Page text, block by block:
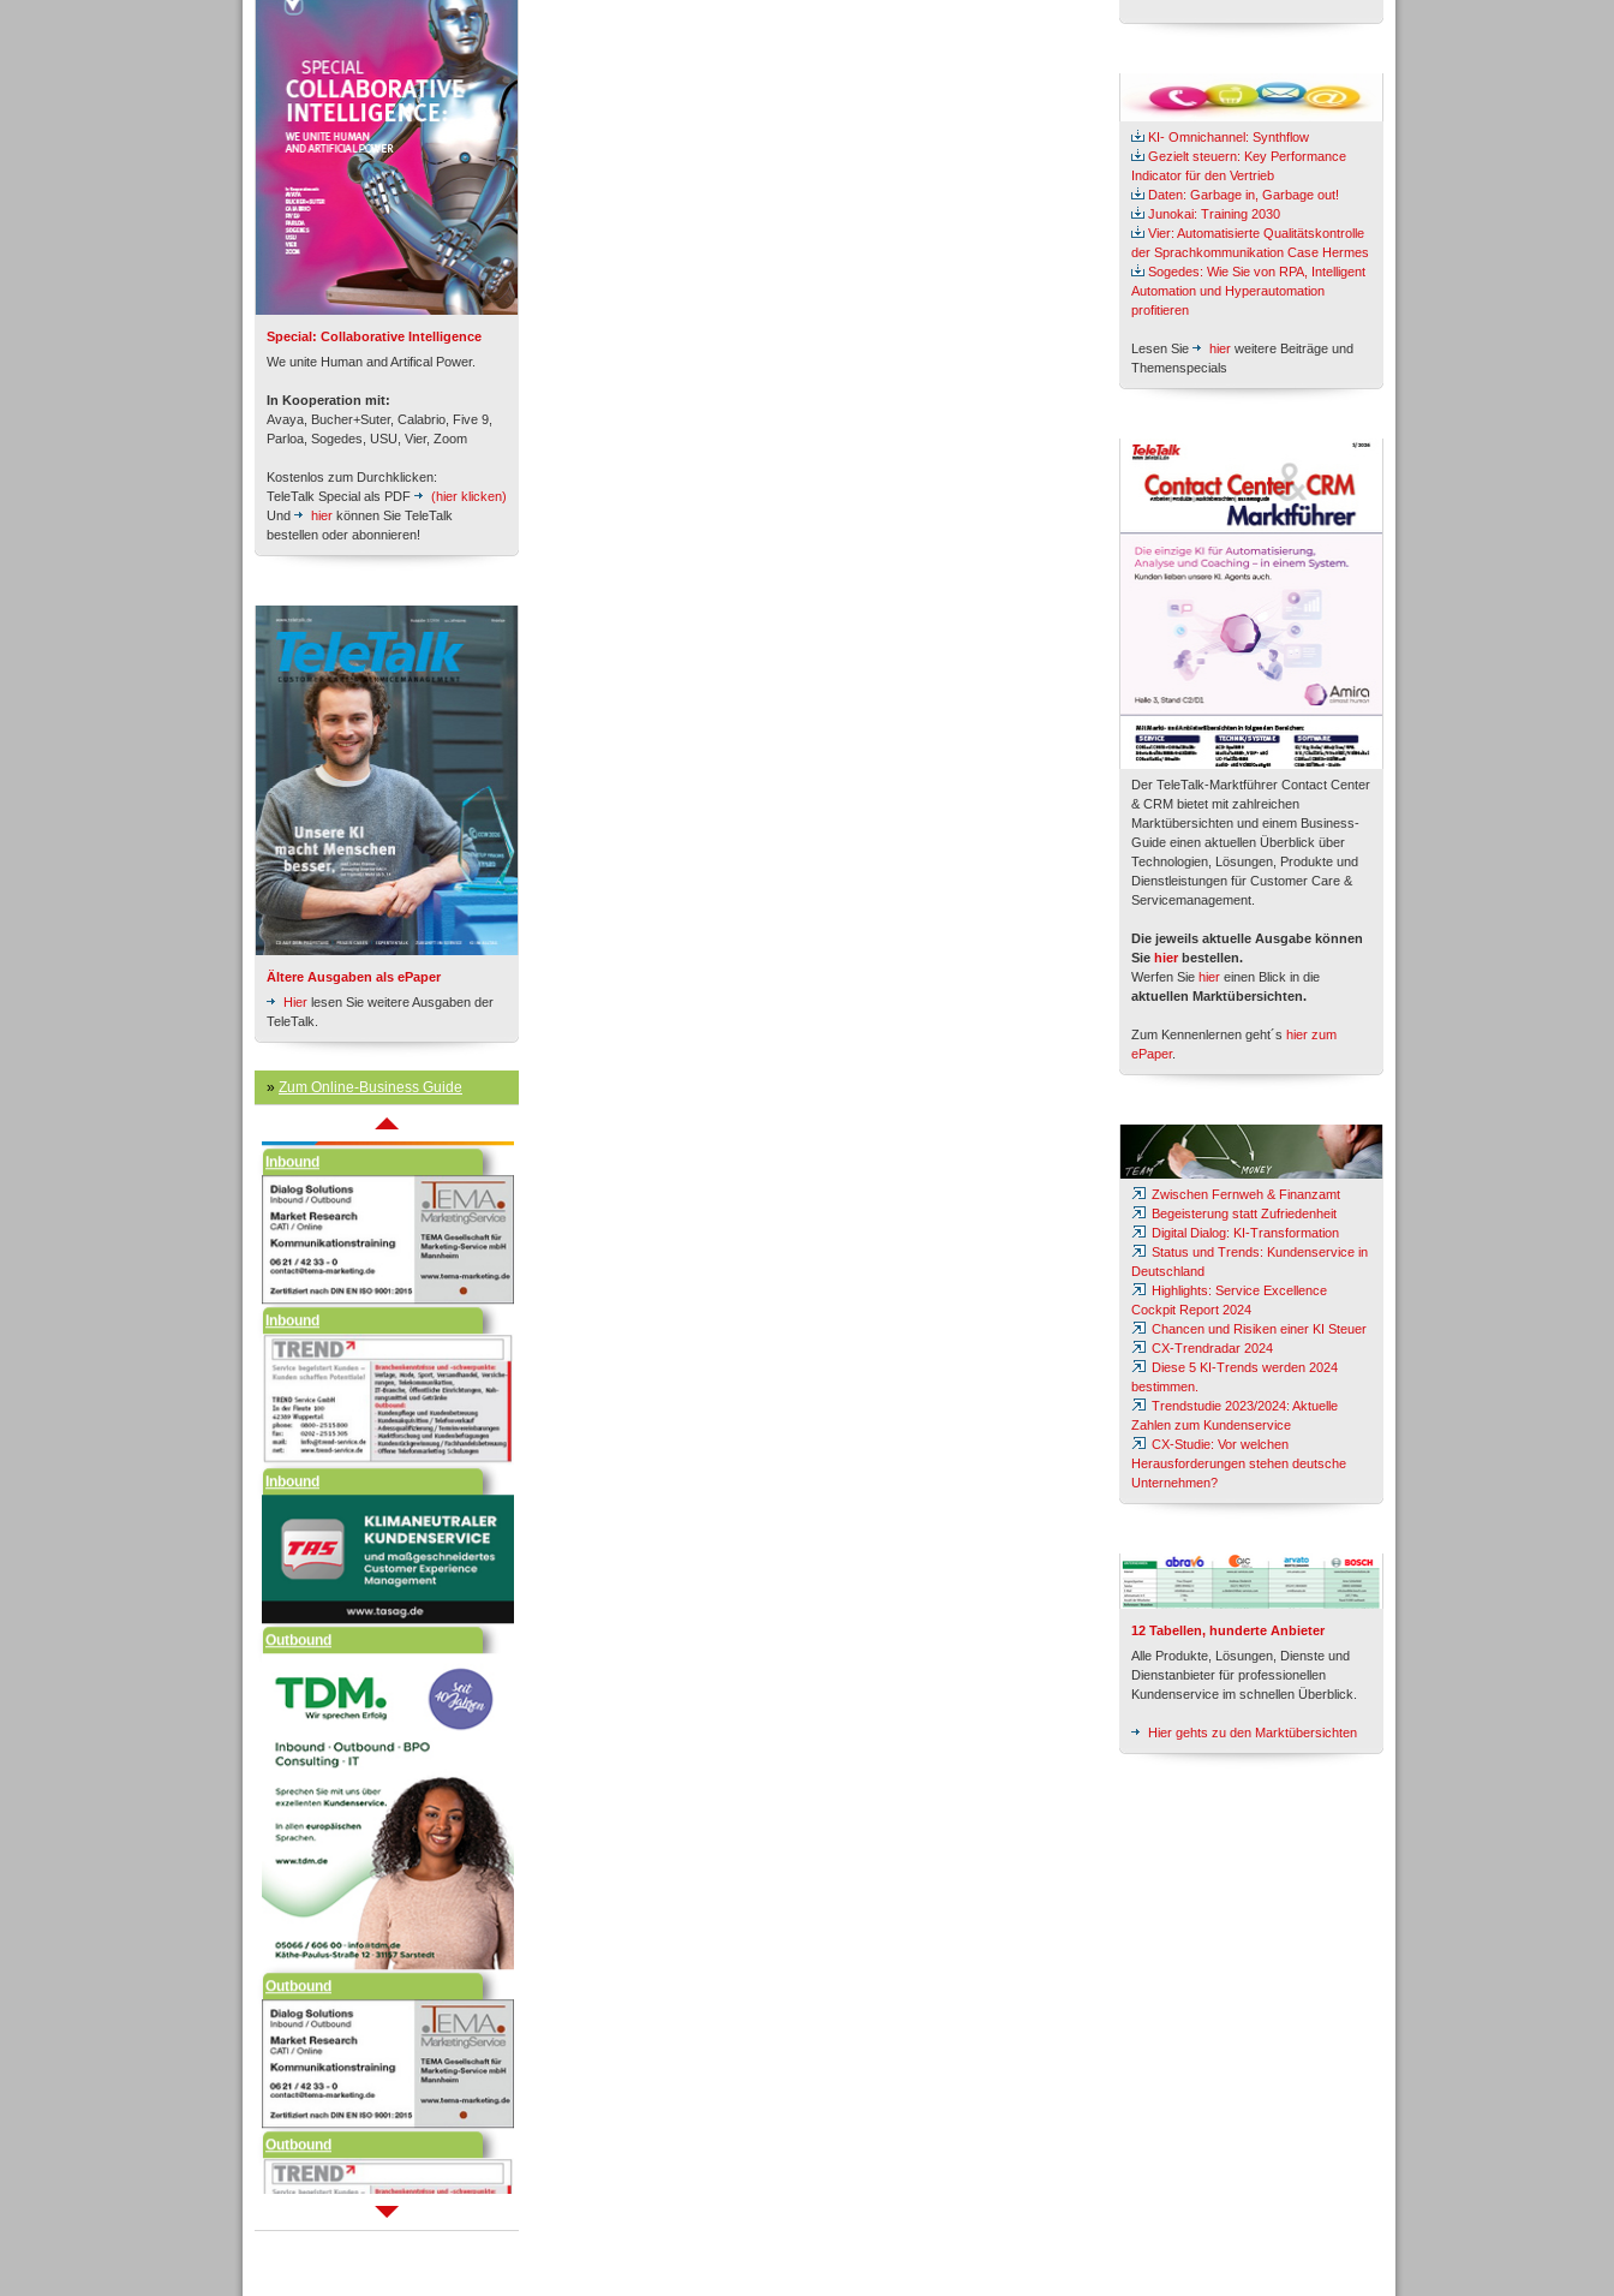
Special: Collaborative Intelligence
We unite Human and Artifical Power.
In Kooperation mit:
Avaya, Bucher+Suter, Calabrio, Five 9,
Parloa, Sogedes, USU, Vier, Zoom
Kostenlos zum Durchklicken:
TeleTalk Special als PDF
(hier klicken)
Und
hier können Sie TeleTalk
bestellen oder abonnieren!
Ältere Ausgaben als ePaper
Hier lesen Sie weitere Ausgaben der
TeleTalk.
» Zum Online-Business Guide
Personal
Inbound
Inbound
Inbound
Inbound
Inbound
Outbound
Outbound
Outbound
KI- Omnichannel: Synthflow
Gezielt steuern: Key Performance
Indicator für den Vertrieb
Daten: Garbage in, Garbage out!
Junokai: Training 2030
Vier: Automatisierte Qualitätskontrolle
der Sprachkommunikation Case Hermes
Sogedes: Wie Sie von RPA, Intelligent
Automation und Hyperautomation
profitieren
Lesen Sie hier weitere Beiträge und
Themenspecials
Der TeleTalk-Marktführer Contact Center
& CRM bietet mit zahlreichen
Marktübersichten und einem Business-
Guide einen aktuellen Überblick über
Technologien, Lösungen, Produkte und
Dienstleistungen für Customer Care &
Servicemanagement.
Die jeweils aktuelle Ausgabe können
Sie hier bestellen.
Werfen Sie hier einen Blick in die
aktuellen Marktübersichten.
Zum Kennenlernen geht´s hier zum
ePaper.
Zwischen Fernweh & Finanzamt
Begeisterung statt Zufriedenheit
Digital Dialog: KI-Transformation
Status und Trends: Kundenservice in
Deutschland
Highlights: Service Excellence
Cockpit Report 2024
Chancen und Risiken einer KI Steuer
CX-Trendradar 2024
Diese 5 KI-Trends werden 2024
bestimmen.
Trendstudie 2023/2024: Aktuelle
Zahlen zum Kundenservice
CX-Studie: Vor welchen
Herausforderungen stehen deutsche
Unternehmen?
12 Tabellen, hunderte Anbieter
Alle Produkte, Lösungen, Dienste und
Dienstanbieter für professionellen
Kundenservice im schnellen Überblick.
Hier gehts zu den Marktübersichten